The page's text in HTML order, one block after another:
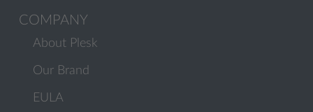
COMPANY
About Plesk
Our Brand
EULA